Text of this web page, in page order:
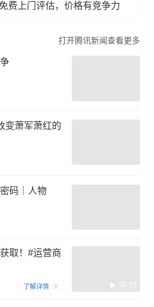
费上门评估，价格有竞争力
打开腾讯新闻查看更多
变萧军萧红的
码｜人物
取！#运营商
了解详情 00:15